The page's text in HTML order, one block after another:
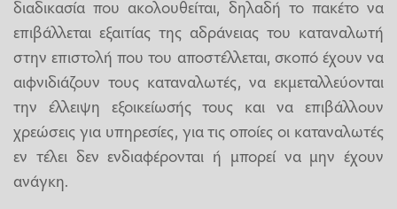
διαδικασία που ακολουθείται, δηλαδή το πακέτο να
επιβάλλεται εξαιτίας της αδράνειας του καταναλωτή
στην επιστολή που του αποστέλλεται, σκοπό έχουν να
αιφνιδιάζουν τους καταναλωτές, να εκμεταλλεύονται
την έλλειψη εξοικείωσής τους και να επιβάλλουν
χρεώσεις για υπηρεσίες, για τις οποίες οι καταναλωτές
εν τέλει δεν ενδιαφέρονται ή μπορεί να μην έχουν
ανάγκη.